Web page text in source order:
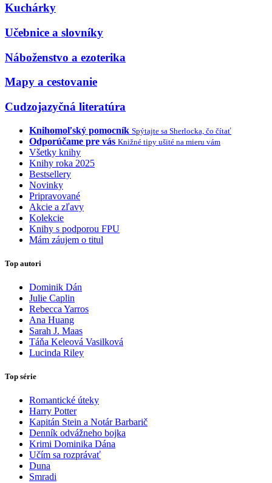
Kuchárky
Učebnice a slovníky
Náboženstvo a ezoterika
Mapy a cestovanie
Cudzojazyčná literatúra
Knihomoľský pomocník Spýtajte sa Sherlocka, čo čítať
Odporúčame pre vás Knižné tipy ušité na mieru vám
Všetky knihy
Knihy roka 2025
Bestsellery
Novinky
Pripravované
Akcie a zľavy
Kolekcie
Knihy s podporou FPU
Mám záujem o titul
Top autori
Dominik Dán
Julie Caplin
Rebecca Yarros
Ana Huang
Sarah J. Maas
Táňa Keleová Vasilková
Lucinda Riley
Top série
Romantické úteky
Harry Potter
Kapitán Stein a Notár Barbarič
Denník odvážneho bojka
Krimi Dominika Dána
Učím sa rozprávať
Duna
Smradi